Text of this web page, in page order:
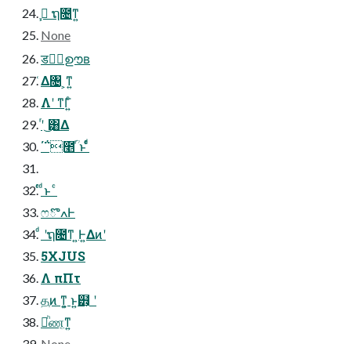
ֶߍ͕ ຖ೔ͳ͍
None
डݧࣦഊʙ
‭‭͑Δ৔ ͕ͳ͍
‭Λ‭‭ʹ ͳΓ͍ͨ
‭‭ʹ‭ͬ‭ ͜‭͸‭Δ
΄΅೥ؒͣ ͬͱ‭‭‭‭ ‭‭ͩͬͨ
‭‭‭ͬͨ‭‭ ‭‭‭‭‭ͩͱ ‭‭‭‭ ‭‭‭ͨ
ෆొߍͰ
‭‭ͩ‭‭‭ ʹຖ೔‭‭ͳ ͍Ͱ͍Δͷʹ
5XJU‭S‭
‭‭‭‭‭Λ πΠ‭τ
தֶ‭‭ͷ‭‭‭‭ ͳ͍‭‭͕‭‭‭ ‭‭‭ͱ‭͍๻͕‭ ‭‭‭‭‭ʹ‭‭
མͪண͔ͳ͍